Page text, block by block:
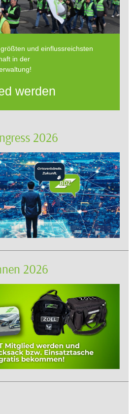
und einflussreichsten
in der
werden
2026
2026